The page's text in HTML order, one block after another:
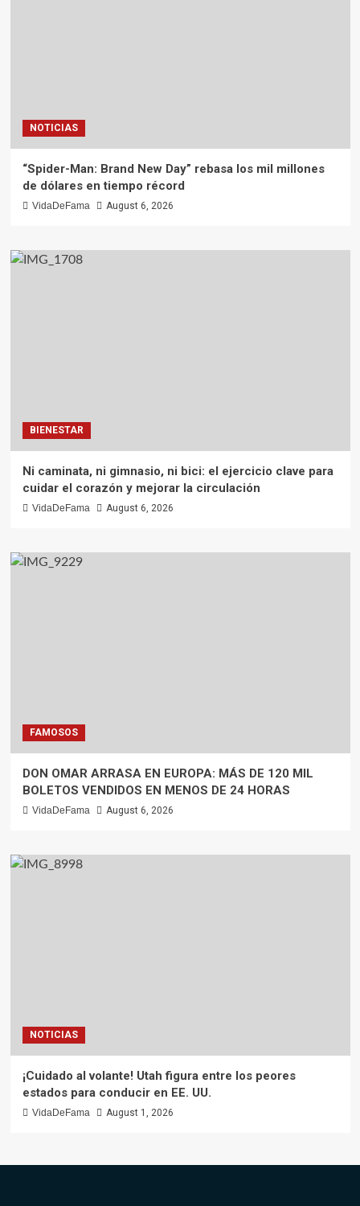
NOTICIAS
“Spider-Man: Brand New Day” rebasa los mil millones
de dólares en tiempo récord
VidaDeFama August 6, 2026
BIENESTAR
Ni caminata, ni gimnasio, ni bici: el ejercicio clave para
cuidar el corazón y mejorar la circulación
VidaDeFama August 6, 2026
FAMOSOS
DON OMAR ARRASA EN EUROPA: MÁS DE 120 MIL
BOLETOS VENDIDOS EN MENOS DE 24 HORAS
VidaDeFama August 6, 2026
NOTICIAS
¡Cuidado al volante! Utah figura entre los peores
estados para conducir en EE. UU.
VidaDeFama August 1, 2026